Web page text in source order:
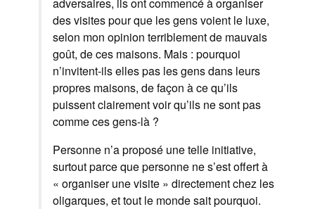
des visites pour que les gens voient le luxe,
selon mon opinion terriblement de mauvais
goût, de ces maisons. Mais : pourquoi
n’invitent-ils elles pas les gens dans leurs
propres maisons, de façon à ce qu’ils
puissent clairement voir qu’ils ne sont pas
comme ces gens-là ?
Personne n’a proposé une telle initiative,
surtout parce que personne ne s’est offert à
« organiser une visite » directement chez les
oligarques, et tout le monde sait pourquoi.